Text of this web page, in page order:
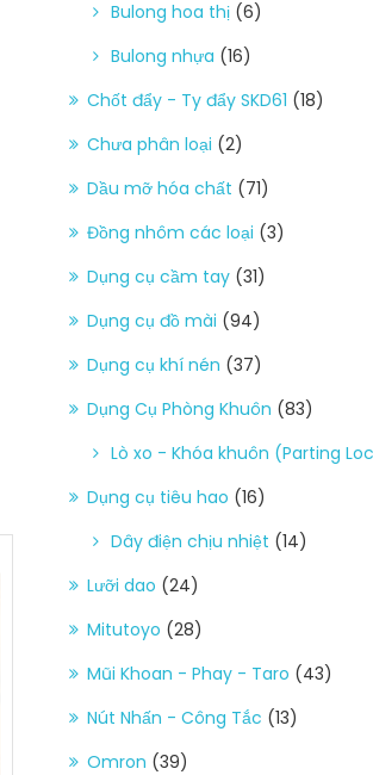
Bulong hoa thị (6)
Bulong nhựa (16)
Chốt đẩy - Ty đẩy SKD61 (18)
Chưa phân loại (2)
Dầu mỡ hóa chất (71)
Đồng nhôm các loại (3)
Dụng cụ cầm tay (31)
Dụng cụ đồ mài (94)
Dụng cụ khí nén (37)
Dụng Cụ Phòng Khuôn (83)
Lò xo - Khóa khuôn (Parting
Dụng cụ tiêu hao (16)
Dây điện chịu nhiệt (14)
Lưỡi dao (24)
Mitutoyo (28)
Mũi Khoan - Phay - Taro (43)
Nút Nhấn - Công Tắc (13)
Omron (39)